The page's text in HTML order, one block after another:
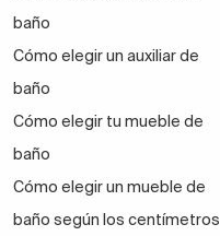
baño
Cómo elegir un auxiliar de
baño
Cómo elegir tu mueble de
baño
Cómo elegir un mueble de
baño según los centímetros